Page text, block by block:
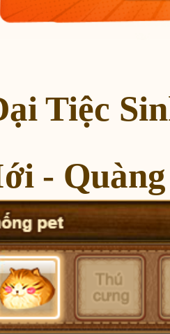
Tiệc
- Nguy Cơ
Thượng
-